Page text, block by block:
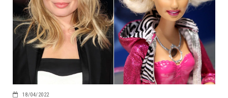
18/04/2022